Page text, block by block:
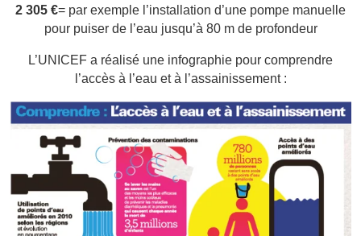
2 305 €= par exemple l’installation d’une pompe manuelle
pour puiser de l’eau jusqu’à 80 m de profondeur
L’UNICEF a réalisé une infographie pour comprendre
l’accès à l’eau et à l’assainissement :